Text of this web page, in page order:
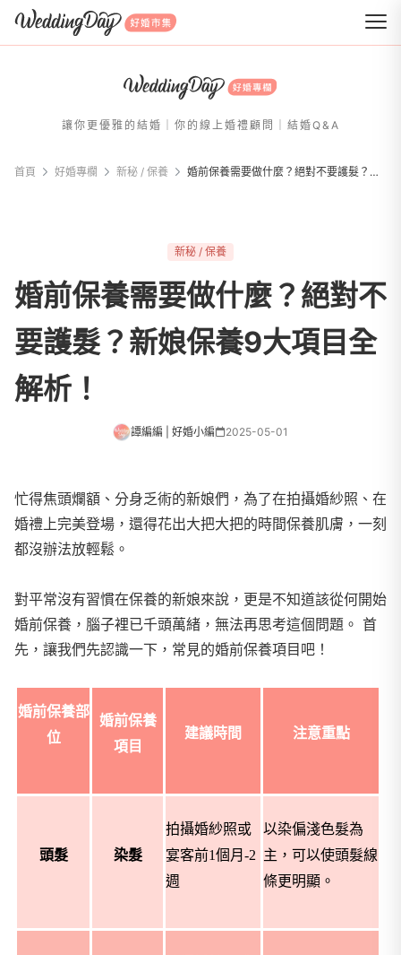
WeddingDay 好婚市集
讓你更優雅的結婚｜你的線上婚禮顧問｜結婚Q&A
首頁 好婚專欄 新秘 / 保養 婚前保養需要做什麼？絕對不要護髮？新娘保養9大項目全解析！
新秘 / 保養
婚前保養需要做什麼？絕對不
要護髮？新娘保養9大項目全
解析！
譚編編 | 好婚小編 2025-05-01
忙得焦頭爛額、分身乏術的新娘們，為了在拍攝婚紗照、在
婚禮上完美登場，還得花出大把大把的時間保養肌膚，一刻
都沒辦法放輕鬆。
對平常沒有習慣在保養的新娘來說，更是不知道該從何開始
婚前保養，腦子裡已千頭萬緒，無法再思考這個問題。 首
先，讓我們先認識一下，常見的婚前保養項目吧！
婚前保養部
位
婚前保養
項目
建議時間 注意重點
頭髮 染髮
拍攝婚紗照或
宴客前1個月-2
週
以染偏淺色髮為
主，可以使頭髮線
條更明顯。